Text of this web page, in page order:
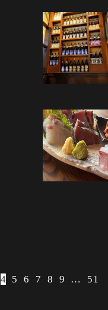
4 5 6 7 8 9 … 51